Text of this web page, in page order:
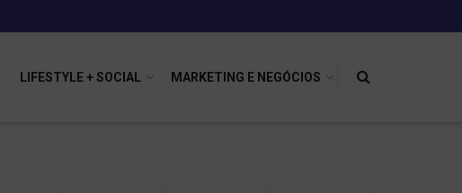
LIFESTYLE + SOCIAL MARKETING E NEGÓCIOS